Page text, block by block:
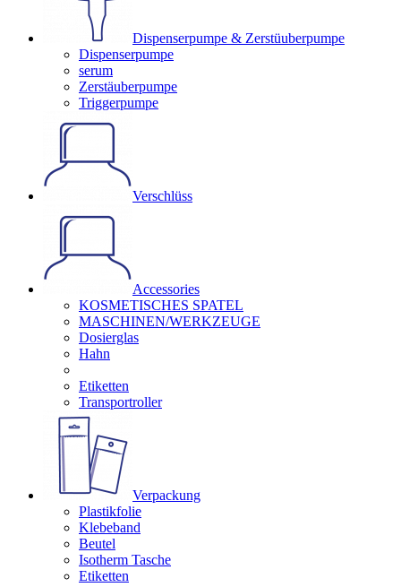
Dispenserpumpe & Zerstüuberpumpe
Dispenserpumpe
serum
Zerstäuberpumpe
Triggerpumpe
Verschlüss
Accessories
KOSMETISCHES SPATEL
MASCHINEN/WERKZEUGE
Dosierglas
Hahn
Etiketten
Transportroller
Verpackung
Plastikfolie
Klebeband
Beutel
Isotherm Tasche
Etiketten